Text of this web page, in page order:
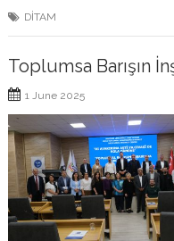
DİTAM
Toplumsa Barışın
1 June 2025